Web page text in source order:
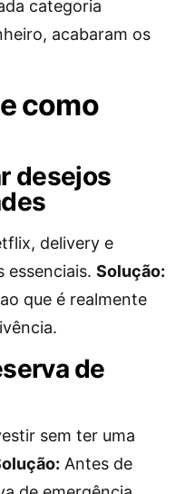
categoria
acabaram os
como
desejos
delivery e
essenciais. Solução:
que é realmente
de
sem ter uma
Antes de